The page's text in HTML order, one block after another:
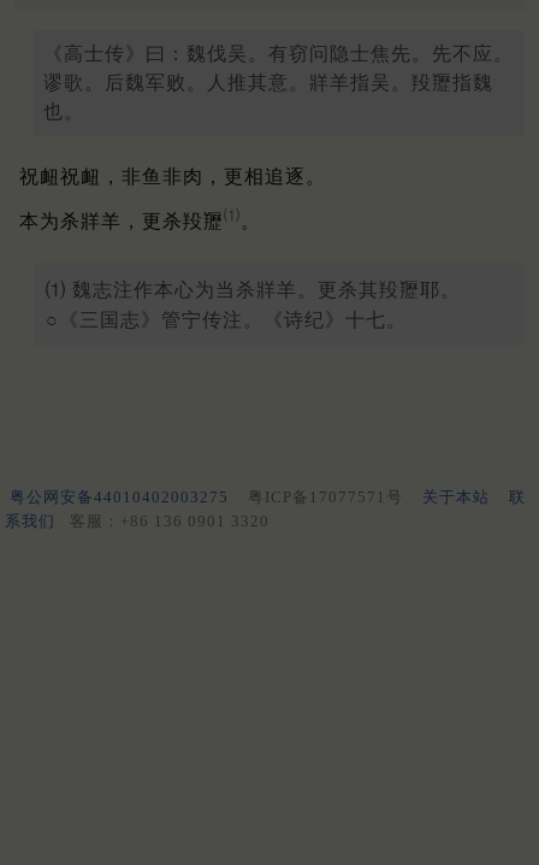
《高士传》曰：魏伐吴。有窃问隐士焦先。先不应。
谬歌。后魏军败。人推其意。牂羊指吴。羖䍽指魏
也。
祝衄祝衄，非鱼非肉，更相追逐。
本为杀牂羊，更杀羖䍽⑴ 。
⑴ 魏志注作本心为当杀牂羊。更杀其羖䍽耶。
○《三国志》管宁传注。《诗纪》十七。
粤公网安备44010402003275 粤ICP备17077571号 关于本站
联
系我们
客服：+86 136 0901 3320